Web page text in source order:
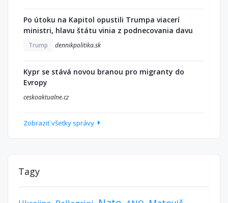
Po útoku na Kapitol opustili Trumpa viacerí
ministri, hlavu štátu vinia z podnecovania davu
Trump dennikpolitika.sk
Kypr se stává novou branou pro migranty do
Evropy
ceskoaktualne.cz
Zobraziť všetky správy
Tagy